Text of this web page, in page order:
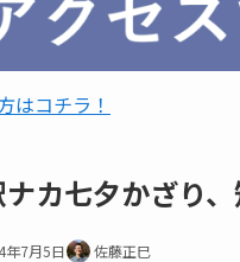
はコチラ！
カ七夕かざり
年7月5日 佐藤正巳